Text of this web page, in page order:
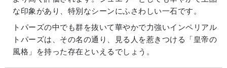
な印象があり、特別なシーンにふさわしい一石です。
トパーズの中でも群を抜いて華やかで力強いインペリアル
トパーズは、その名の通り、見る人を惹きつける「皇帝の
風格」を持った存在といえるでしょう。